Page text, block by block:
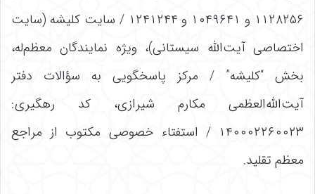
۱۱۲۸۲۵۶ و ۱۰۴۹۶۴۱ و ۱۲۴۱۲۴۴ / سایت کلیشه (سایت
اختصاصی آیت‌الله سیستانی)، ویژه نمایندگان معظم‌له،
بخش “کلیشه” / مرکز پاسخگویی به سؤالات دفتر
آیت‌الله‌العظمی مکارم شیرازی، کد رهگیری:
۱۴۰۰۰۲۲۶۰۰۲۳ / استفتاء خصوصی مکتوب از مراجع
معظم تقلید.